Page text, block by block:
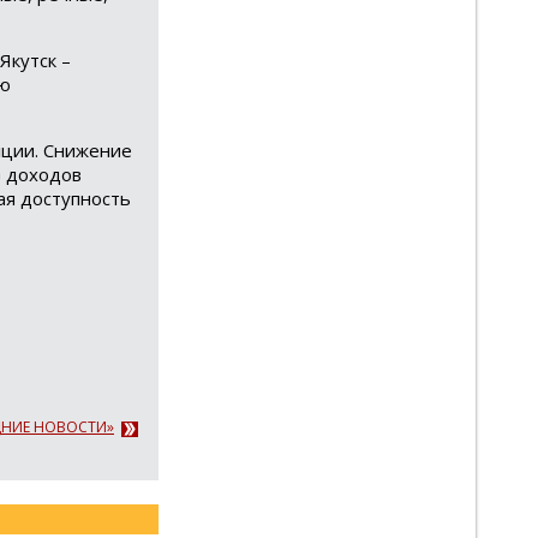
–
Снижение
доходов
доступность
НОВОСТИ»